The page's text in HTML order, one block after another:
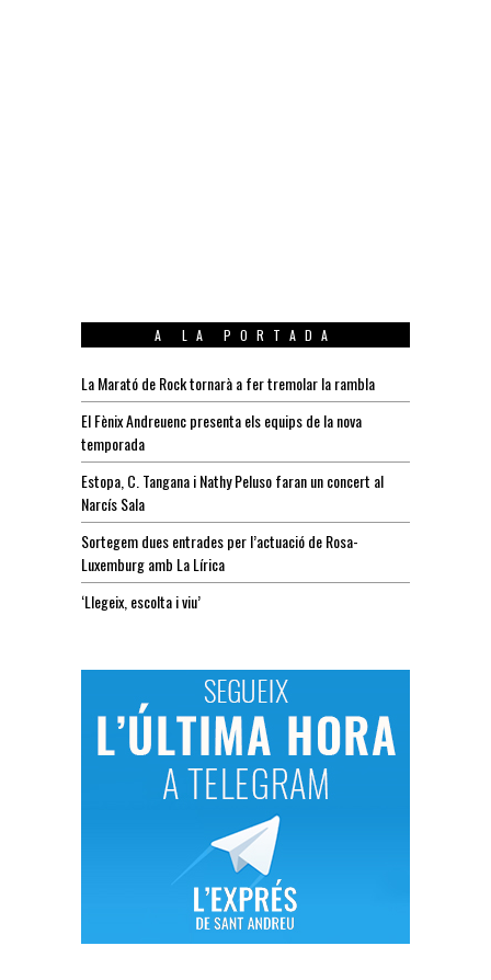
A LA PORTADA
La Marató de Rock tornarà a fer tremolar la rambla
El Fènix Andreuenc presenta els equips de la nova
temporada
Estopa, C. Tangana i Nathy Peluso faran un concert al
Narcís Sala
Sortegem dues entrades per l’actuació de Rosa-
Luxemburg amb La Lírica
‘Llegeix, escolta i viu’